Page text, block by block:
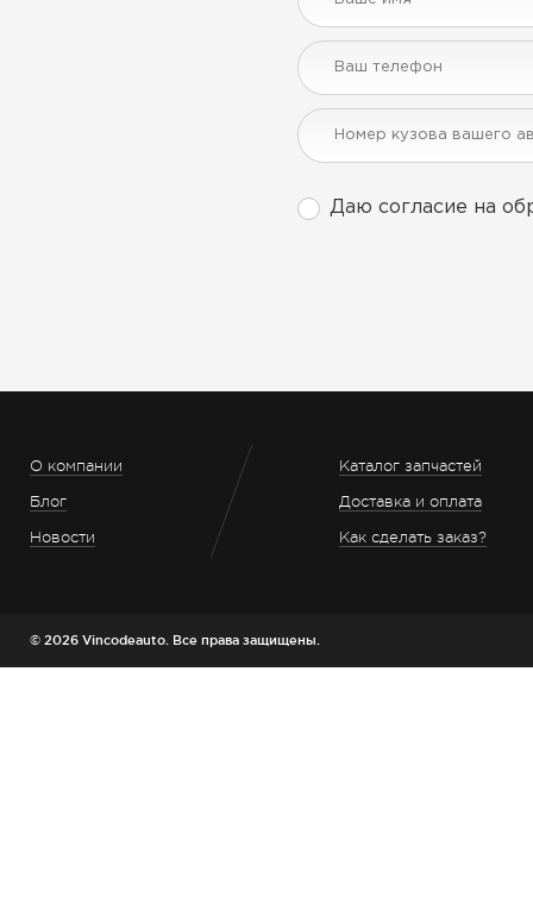
Даю согласие на
О компании
Блог
Новости
Каталог запчастей
Доставка и оплата
Как сделать заказ?
© 2026 Vincodeauto. Все права защищены.